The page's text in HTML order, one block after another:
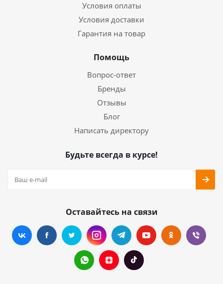
Условия оплаты
Условия доставки
Гарантия на товар
Помощь
Вопрос-ответ
Бренды
Отзывы
Блог
Написать директору
Будьте всегда в курсе!
Оставайтесь на связи